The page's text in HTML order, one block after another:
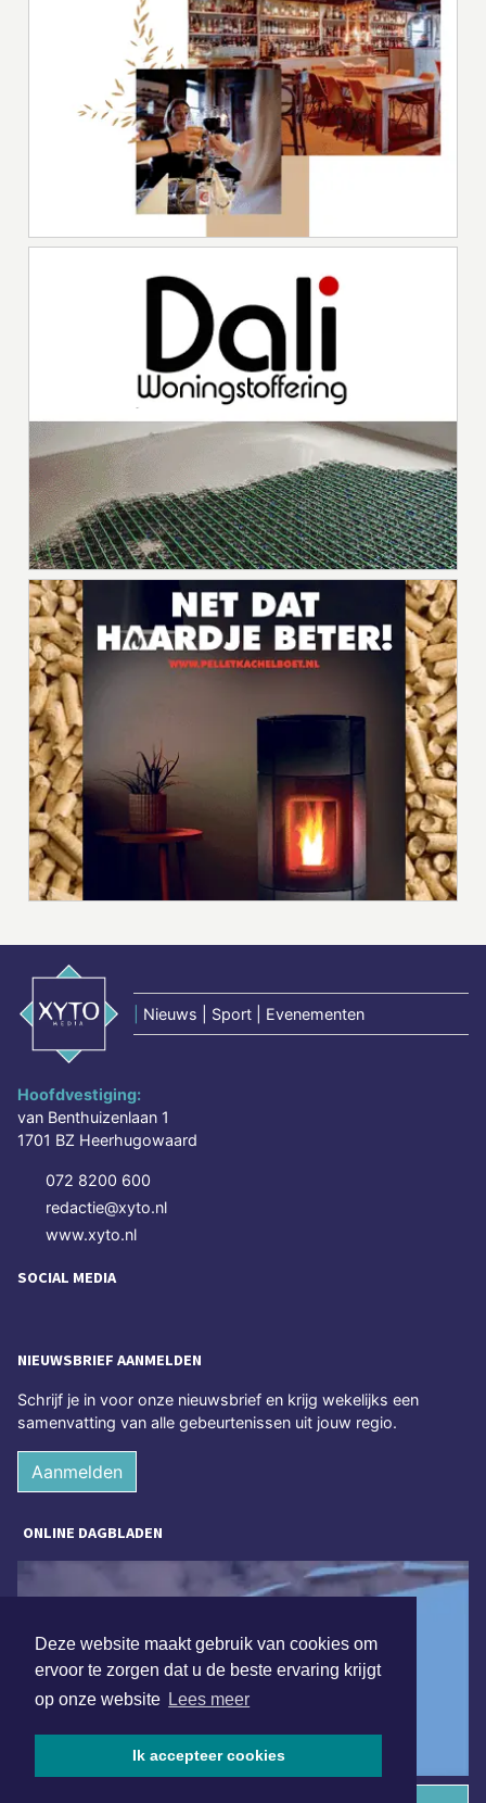
Deze website maakt gebruik van cookies om
ervoor te zorgen dat u de beste ervaring krijgt
op onze website Lees meer
Ik accepteer cookies
Nieuws | Sport | Evenementen
Hoofdvestiging:
van Benthuizenlaan 1
1701 BZ Heerhugowaard
072 8200 600
redactie@xyto.nl
www.xyto.nl
SOCIAL MEDIA
NIEUWSBRIEF AANMELDEN
Schrijf je in voor onze nieuwsbrief en krijg wekelijks een
samenvatting van alle gebeurtenissen uit jouw regio.
Aanmelden
ONLINE DAGBLADEN